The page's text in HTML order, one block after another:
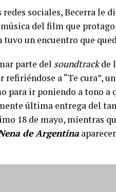
redes sociales, Becerra le
del film que
tuvo un encuentro que
parte del soundtrackde
a “Te cura”,
para ir poniendo a tono a
última entrega del
18 de mayo, mientras
de Argentina